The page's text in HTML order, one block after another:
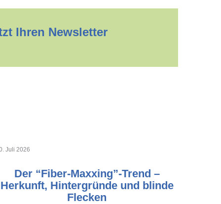
Ihren Newsletter
Juli 2026
Der “Fiber-Maxxing”-Trend –
Herkunft, Hintergründe und blinde
Flecken